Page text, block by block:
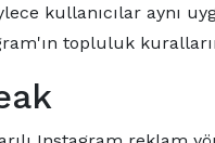
kullanıcılar aynı
topluluk